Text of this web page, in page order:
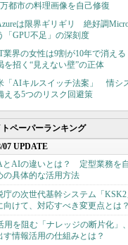
都市の料理画像を自己修復
は限界ギリギリ 絶好調
「GPU不足」の深刻度
業界の女性は9割が10年で消え
を招く“見えない壁”の正体
「AIキルスイッチ法案」 情シ
える5つのリスク回避策
ペーパーランキング
07 UPDATE
とAIの違いとは？ 定型業務を
の具体的な活用方法
庁の次世代基幹システム「KSK2
向けて、対応すべき変更点とは？
用を阻む「ナレッジの断片化」
す情報活用の仕組みとは？